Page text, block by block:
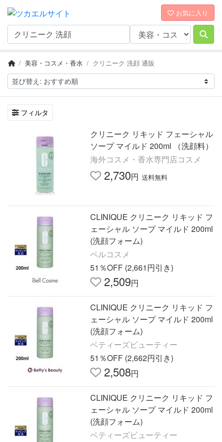
お気に入り
美容・コスメ・香水 クリニーク 洗顔 通販
フィルタ
クリニーク リキッド フェーシャル
ソープ マイルド 200ml （洗顔料）
海外コスメ・香水専門店コスメ
2,730円 送料無料
CLINIQUE クリニーク リキッド フ
ェーシャル ソープ マイルド 200ml
(洗顔フォーム)
ベルコスメ
51％OFF (2,661円引き)
2,509円
CLINIQUE クリニーク リキッド フ
ェーシャル ソープ マイルド 200ml
(洗顔フォーム)
ベティーズビューティー
51％OFF (2,662円引き)
2,508円
CLINIQUE クリニーク リキッド フ
ェーシャル ソープ マイルド 200ml
(洗顔フォーム)
ベティーズビューティー